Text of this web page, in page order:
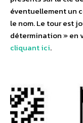
éventuellement un
le nom. Le tour est
détermination » en
cliquant ici.